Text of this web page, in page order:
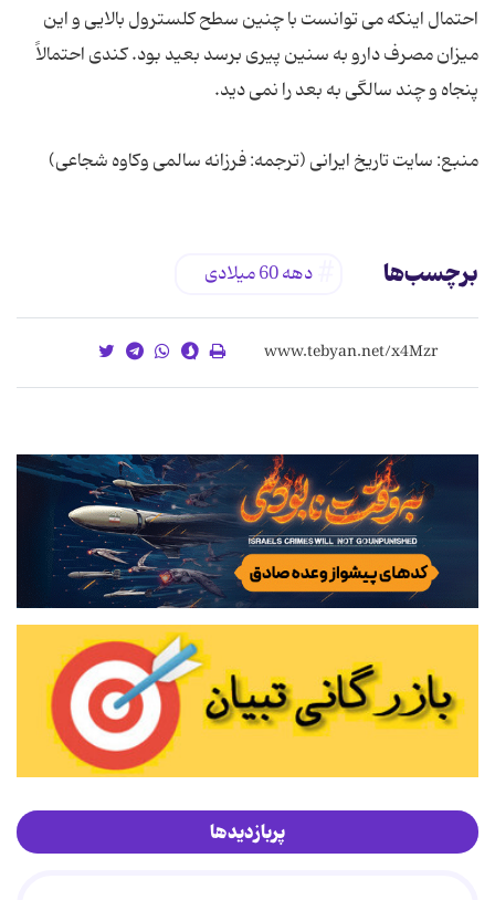
احتمال اینکه می توانست با چنین سطح کلسترول بالایی و این
میزان مصرف دارو به سنین پیری برسد بعید بود. کندی احتمالاً
منبع: سایت تاریخ ایرانی (ترجمه: فرزانه سالمی وکاوه شجاعی)
برچسب‌ها دهه 60 میلادی
پربازدیدها